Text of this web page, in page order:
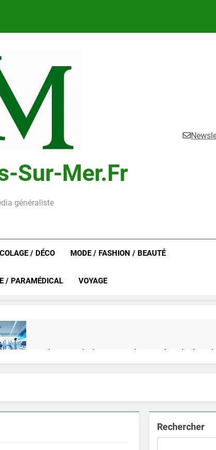
Sur-Mer.fr
généraliste
/ DÉCO MODE / FASHION / BEAUTÉ
/ PARAMÉDICAL VOYAGE
: comprendre ses missions et son impact dans le
Ago
ses fonctionnalités clés et avantages
Rechercher